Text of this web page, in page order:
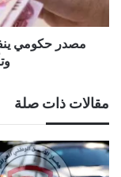
في
ديالى
مصدر حكومي
مقالات ذات صلة